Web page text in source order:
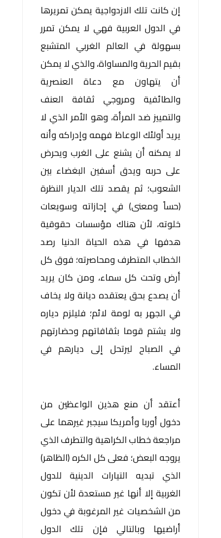
إن كانت تلك الازدواجية يمكن تمريرها
في الدول العربية فهي لا يمكن تمرر
بسهولة في العالم الغربي المتشبع
بقيم الحرية والمساواة، والذي لا يمكن
أن يتهاون مع دعاة العنصرية
والطائفية ومروجي ثقافة العنف
والتمييز ضد المرأة، وهو الأمر الذي لا
يريد أولئك الوعاظ فهمه وإدراكه وأنه
لا يمكنه أن يشنع على الغرب ويحرض
على حربه ويدق أسفين البغضاء بين
الشعوب؛ ثم يقصد تلك الديار النظرة
(حساً ومعنى) في إجازاته وسويعات
خلوته، لأن هناك مؤسسات حقوقية
هدفها في هذه الحياة الدنيا رصد
الخطاب المتطرف ومحاصرته؛ فوق كل
أرض وتحت كل سماء، ومن كان يريد
أن يصدع بحق يعتقده ديانة ولا يخاف
في الجهر به لومة لائم؛ فليلزم دياره
ولا يشتم قوما بثقافاتهم وحضارتهم
في الصباح ليرتحل إلى ديارهم في
المساء.
أعتقد أن منع هذين الواعظين من
دخول أوربا وأمريكا سيجبر غيرهما على
مراجعة خطاب الكراهية والتطرف الذي
يروجه البعض؛ فعلى كل الكره (الظاهر)
الذي تبديه التيارات الدينية للدول
الغربية إلا أنها غير مستعدة لأن تكون
من الشخصيات غير المرغوبة في دخول
أراضيها وبالتالي فإن تلك الدول